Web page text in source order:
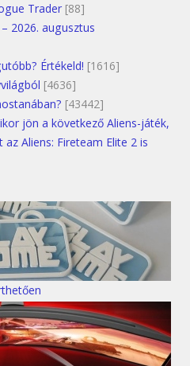
Trader [88]
2026. augusztus
Értékeld! [1616]
[4636]
[43442]
jön a következő Aliens-játék,
Aliens: Fireteam Elite 2 is